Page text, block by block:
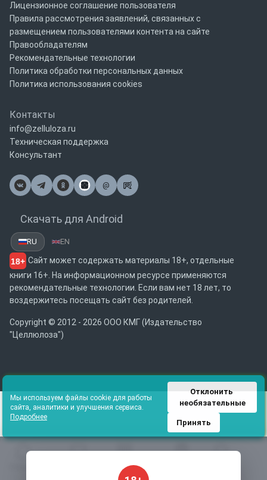
Каталог
Лицензионное соглашение пользователя
Правила рассмотрения заявлений, связанных с
размещением пользователями контента на сайте
Правообладателям
Рекомендательные технологии
Политика обработки персональных данных
Политика использования cookies
Контакты
info@zelluloza.ru
Техническая поддержка
Консультант
@
Почта
Скачать для Android
RU EN
18+ Сайт может содержать материалы 18+, отдельные
книги 16+. На информационном ресурсе применяются
рекомендательные технологии. Если вам нет 18 лет, то
воздержитесь посещать сайт без родителей.
Copyright © 2012 - 2026 ООО КМГ (Издательство
"Целлюлоза")
Мы используем файлы cookie для работы
сайта, аналитики и улучшения сервиса.
Подробнее
Отклонить
необязательные
Принять